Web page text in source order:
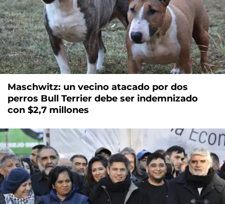
Maschwitz: un vecino atacado por dos
perros Bull Terrier debe ser indemnizado
con $2,7 millones